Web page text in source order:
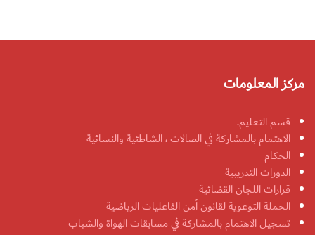
مركز المعلومات
قسم التعليم.
الاهتمام بالمشاركة في الصالات ، الشاطئية والنسائية
الحكام
الدورات التدريبية
قرارات اللجان القضائية
الحملة التوعوية لقانون أمن الفاعليات الرياضية
تسجيل الاهتمام بالمشاركة في مسابقات الهواة والشباب